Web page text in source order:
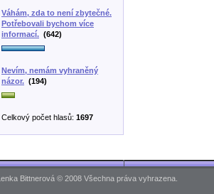
Váhám, zda to není zbytečné.
Potřebovali bychom více
informací. (642)
Nevím, nemám vyhraněný
názor. (194)
Celkový počet hlasů: 1697
Lenka Bittnerová © 2008 Všechna práva vyhrazena.